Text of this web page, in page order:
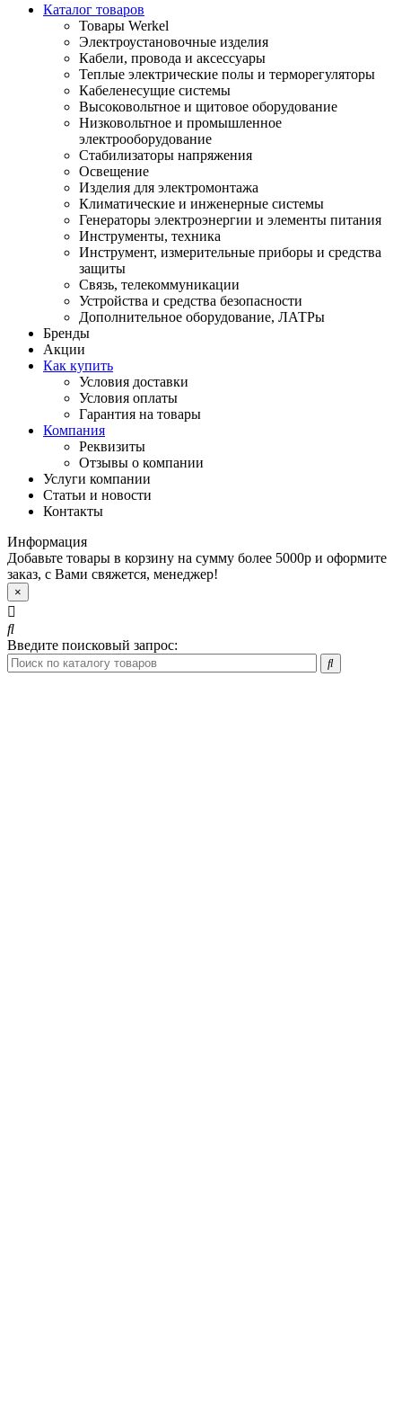
Каталог товаров
Товары Werkel
Электроустановочные изделия
Кабели, провода и аксессуары
Теплые электрические полы и терморегуляторы
Кабеленесущие системы
Высоковольтное и щитовое оборудование
Низковольтное и промышленное
электрооборудование
Стабилизаторы напряжения
Освещение
Изделия для электромонтажа
Климатические и инженерные системы
Генераторы электроэнергии и элементы питания
Инструменты, техника
Инструмент, измерительные приборы и средства
защиты
Связь, телекоммуникации
Устройства и средства безопасности
Дополнительное оборудование, ЛАТРы
Бренды
Акции
Как купить
Условия доставки
Условия оплаты
Гарантия на товары
Компания
Реквизиты
Отзывы о компании
Услуги компании
Статьи и новости
Контакты
Информация
Добавьте товары в корзину на сумму более 5000р и оформите
заказ, с Вами свяжется, менеджер!
×
Введите поисковый запрос: